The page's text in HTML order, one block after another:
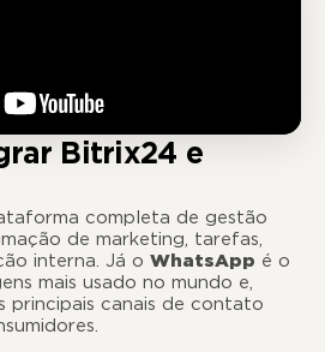
Bitrix24 e
completa de gestão
de marketing, tarefas,
interna. Já o WhatsApp é o
mais usado no mundo e,
principais canais de contato